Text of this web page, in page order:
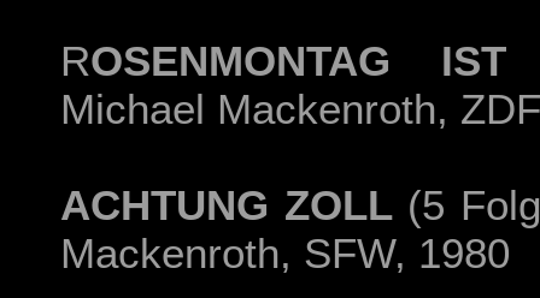
ROSENMONTAG
Michael Mackenroth,
ACHTUNG ZOLL(5
Mackenroth, SFW, 1980